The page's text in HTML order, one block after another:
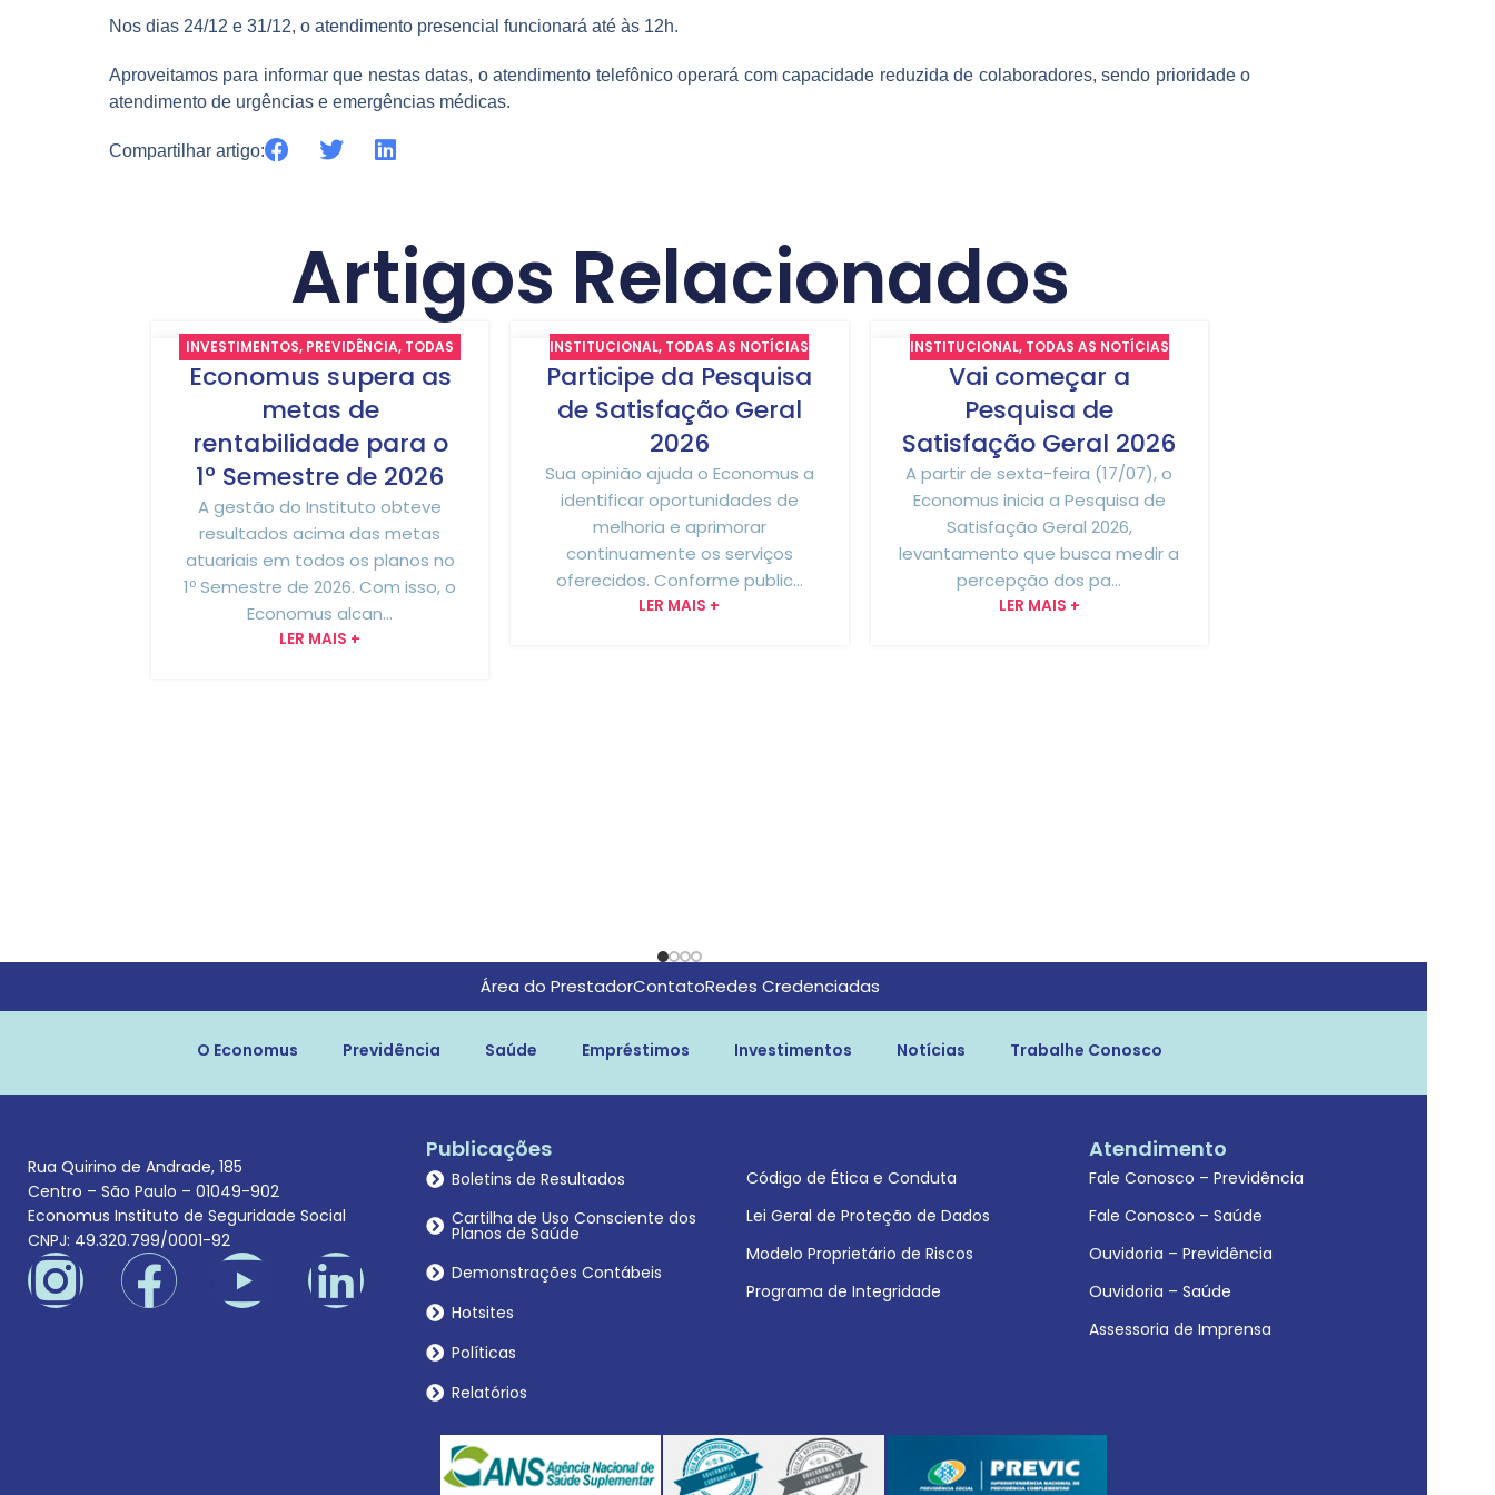
Nos dias 24/12 e 31/12, o atendimento presencial funcionará até às 12h.
Aproveitamos para informar que nestas datas, o atendimento telefônico operará com capacidade reduzida de colaboradores, sendo prioridade o
atendimento de urgências e emergências médicas.
Compartilhar artigo:
Artigos Relacionados
29INVESTIMENTOS, PREVIDÊNCIA, TODAS
AS NOTÍCIAS
Economus supera as
metas de
rentabilidade para o
1º Semestre de 2026
A gestão do Instituto obteve
resultados acima das metas
atuariais em todos os planos no
1º Semestre de 2026. Com isso, o
Economus alcan...
LER MAIS +
24
JUL
INSTITUCIONAL, TODAS AS NOTÍCIAS
Participe da Pesquisa
de Satisfação Geral
2026
Sua opinião ajuda o Economus a
identificar oportunidades de
melhoria e aprimorar
continuamente os serviços
oferecidos. Conforme public...
LER MAIS +
16INSTITUCIONAL, TODAS AS NOTÍCIAS
Vai começar a
Pesquisa de
Satisfação Geral 2026
A partir de sexta-feira (17/07), o
Economus inicia a Pesquisa de
Satisfação Geral 2026,
levantamento que busca medir a
percepção dos pa...
LER MAIS +
Área do PrestadorContatoRedes Credenciadas
O Economus Previdência Saúde Empréstimos Investimentos Notícias Trabalhe Conosco
Rua Quirino de Andrade, 185
Centro – São Paulo – 01049-902
Economus Instituto de Seguridade Social
CNPJ: 49.320.799/0001-92
Publicações
Boletins de Resultados
Cartilha de Uso Consciente dos
Planos de Saúde
Demonstrações Contábeis
Hotsites
Políticas
Relatórios
Código de Ética e Conduta
Lei Geral de Proteção de Dados
Modelo Proprietário de Riscos
Programa de Integridade
Atendimento
Fale Conosco – Previdência
Fale Conosco – Saúde
Ouvidoria – Previdência
Ouvidoria – Saúde
Assessoria de Imprensa